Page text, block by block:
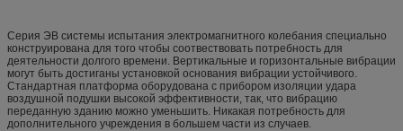
Серия ЭВ системы испытания электромагнитного колебания специально
конструирована для того чтобы соотвествовать потребность для
деятельности долгого времени. Вертикальные и горизонтальные вибрации
могут быть достиганы установкой основания вибрации устойчивого.
Стандартная платформа оборудована с прибором изоляции удара
воздушной подушки высокой эффективности, так, что вибрацию
переданную зданию можно уменьшить. Никакая потребность для
дополнительного учреждения в большем части из случаев.